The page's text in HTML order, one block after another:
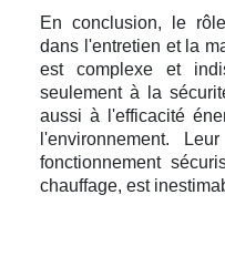
En conclusion, le
dans l'entretien et la
est complexe et
seulement à la
aussi à l'efficacité
l'environnement.
fonctionnement
chauffage, est